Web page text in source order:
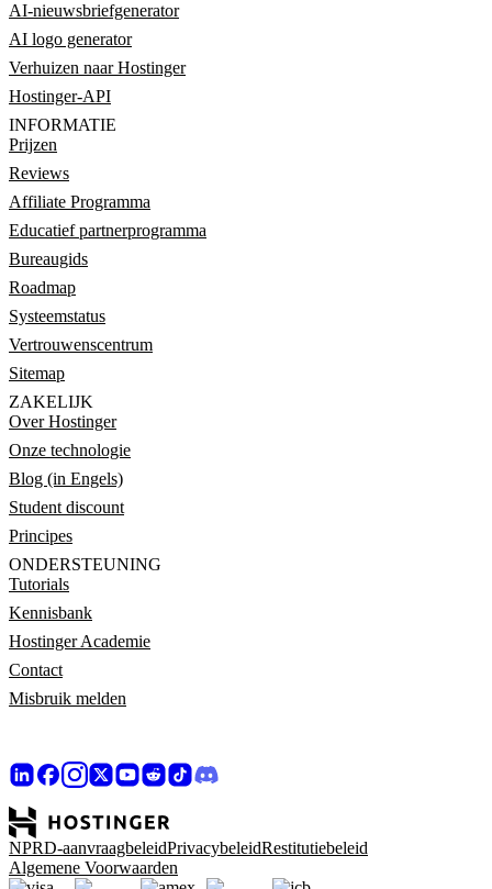
AI-nieuwsbriefgenerator
AI logo generator
Verhuizen naar Hostinger
Hostinger-API
INFORMATIE
Prijzen
Reviews
Affiliate Programma
Educatief partnerprogramma
Bureaugids
Roadmap
Systeemstatus
Vertrouwenscentrum
Sitemap
ZAKELIJK
Over Hostinger
Onze technologie
Blog (in Engels)
Student discount
Principes
ONDERSTEUNING
Tutorials
Kennisbank
Hostinger Academie
Contact
Misbruik melden
NPRD-aanvraagbeleidPrivacybeleidRestitutiebeleid
Algemene Voorwaarden